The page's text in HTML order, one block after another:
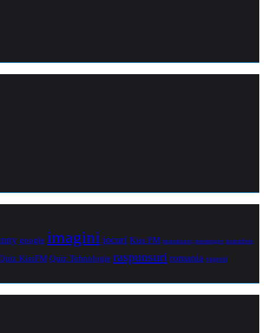
google imagini jocuri Kiss FM maramures messenger noiembrie
KissFM Quiz Tehnologie raspunsuri romania sugestii